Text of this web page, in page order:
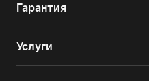
Гарантия
Услуги